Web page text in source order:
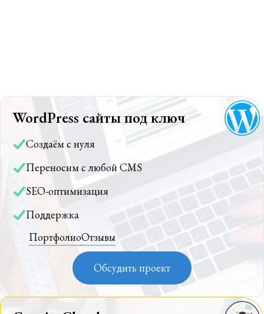
WordPress сайты под ключ
Создаём с нуля
Переносим с любой CMS
SEO-оптимизация
Поддержка
ПортфолиоОтзывы
Обсудить проект